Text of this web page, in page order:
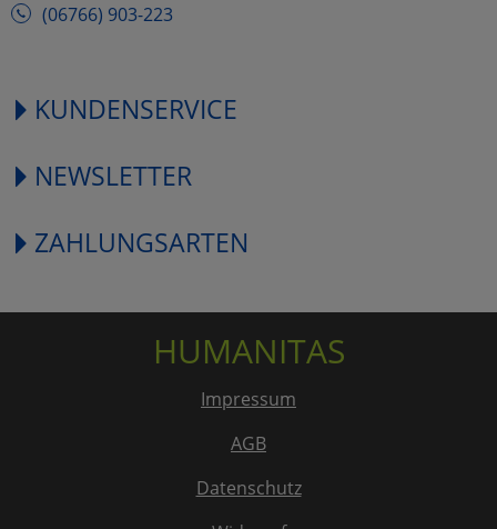
(06766) 903-223
KUNDENSERVICE
NEWSLETTER
ZAHLUNGSARTEN
HUMANITAS
Impressum
AGB
Datenschutz